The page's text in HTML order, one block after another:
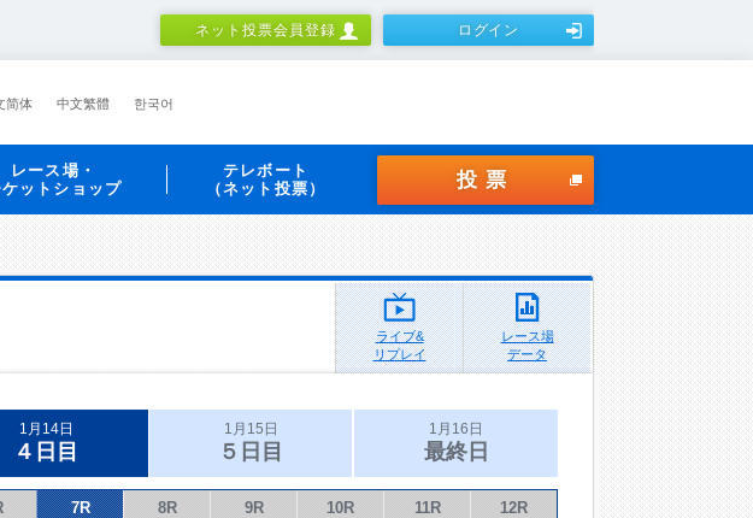
ネット投票会員登録 ログイン
简体 中文繁體 한국어
レース場・
ケットショップ
テレボート
（ネット投票）
投票
ライブ&
リプレイ
レース場
データ
1月14日
４日目
1月15日
５日目
1月16日
最終日
7R 8R 9R 10R 11R 12R